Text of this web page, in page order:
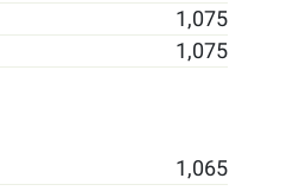
1,075
1,075
1,065